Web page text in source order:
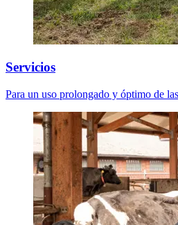
Servicios
Para un uso prolongado y óptimo de